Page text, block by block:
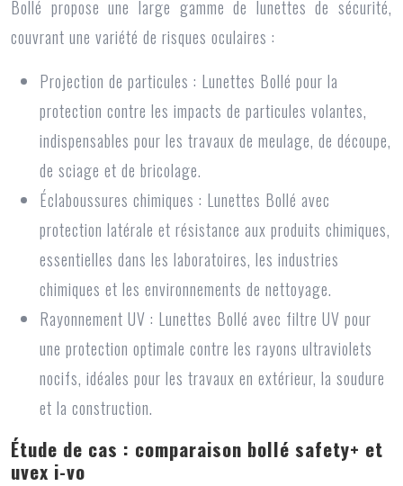
Bollé propose une large gamme de lunettes de sécurité,
couvrant une variété de risques oculaires :
Projection de particules : Lunettes Bollé pour la
protection contre les impacts de particules volantes,
indispensables pour les travaux de meulage, de découpe,
de sciage et de bricolage.
Éclaboussures chimiques : Lunettes Bollé avec
protection latérale et résistance aux produits chimiques,
essentielles dans les laboratoires, les industries
chimiques et les environnements de nettoyage.
Rayonnement UV : Lunettes Bollé avec filtre UV pour
une protection optimale contre les rayons ultraviolets
nocifs, idéales pour les travaux en extérieur, la soudure
et la construction.
Étude de cas : comparaison bollé safety+ et
uvex i-vo